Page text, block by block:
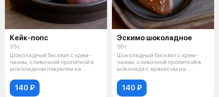
Кейк-попс
35 г
Шоколадный бисквит с крем-
чизом, сливочной пропиткой в
шоколадном покрытии на
140 ₽
Эскимо шоколадное
55 г
Шоколадный бисквит с крем-
чизом, сливочной пропиткой в
шоколаде с арахисом на
140 ₽